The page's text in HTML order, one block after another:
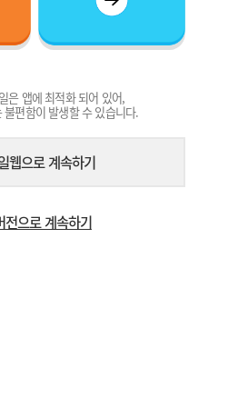
은 앱에 최적화 되어 있어,
불편함이 발생할 수 있습니다.
웹으로 계속하기
전으로 계속하기